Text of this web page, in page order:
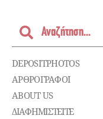
DEPOSITPHOTOS
ΑΡΘΡΟΓΡΑΦΟΙ
ABOUT US
ΔΙΑΦΗΜΙΣΤΕΊΤΕ